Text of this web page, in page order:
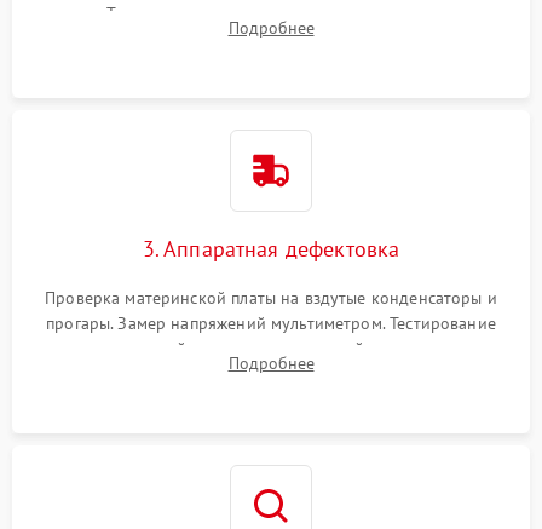
кулеров. Тщательная очистка корпуса и радиаторов от пыли
с помощью сжатого воздуха для предотвращения
Подробнее
3. Аппаратная дефектовка
Проверка материнской платы на вздутые конденсаторы и
прогары. Замер напряжений мультиметром. Тестирование
оперативной памяти и накопителей с помощью
диагностического ПО для выявления сбойных секторов и
Подробнее